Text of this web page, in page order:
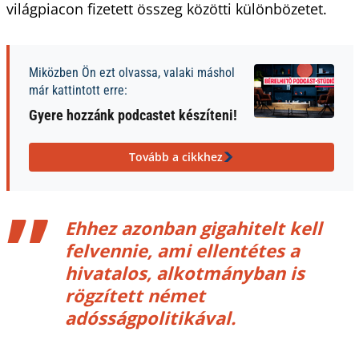
világpiacon fizetett összeg közötti különbözetet.
Miközben Ön ezt olvassa, valaki máshol
már kattintott erre:
Gyere hozzánk podcastet készíteni!
Tovább a cikkhez
Ehhez azonban gigahitelt kell
felvennie, ami ellentétes a
hivatalos, alkotmányban is
rögzített német
adósságpolitikával.